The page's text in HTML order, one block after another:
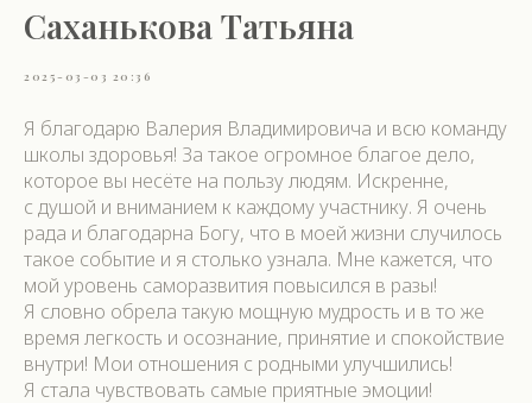
Саханькова Татьяна
2025-03-03 20:36
Я благодарю Валерия Владимировича и всю команду
школы здоровья! За такое огромное благое дело,
которое вы несёте на пользу людям. Искренне,
с душой и вниманием к каждому участнику. Я очень
рада и благодарна Богу, что в моей жизни случилось
такое событие и я столько узнала. Мне кажется, что
мой уровень саморазвития повысился в разы!
Я словно обрела такую мощную мудрость и в то же
время легкость и осознание, принятие и спокойствие
внутри! Мои отношения с родными улучшились!
Я стала чувствовать самые приятные эмоции!